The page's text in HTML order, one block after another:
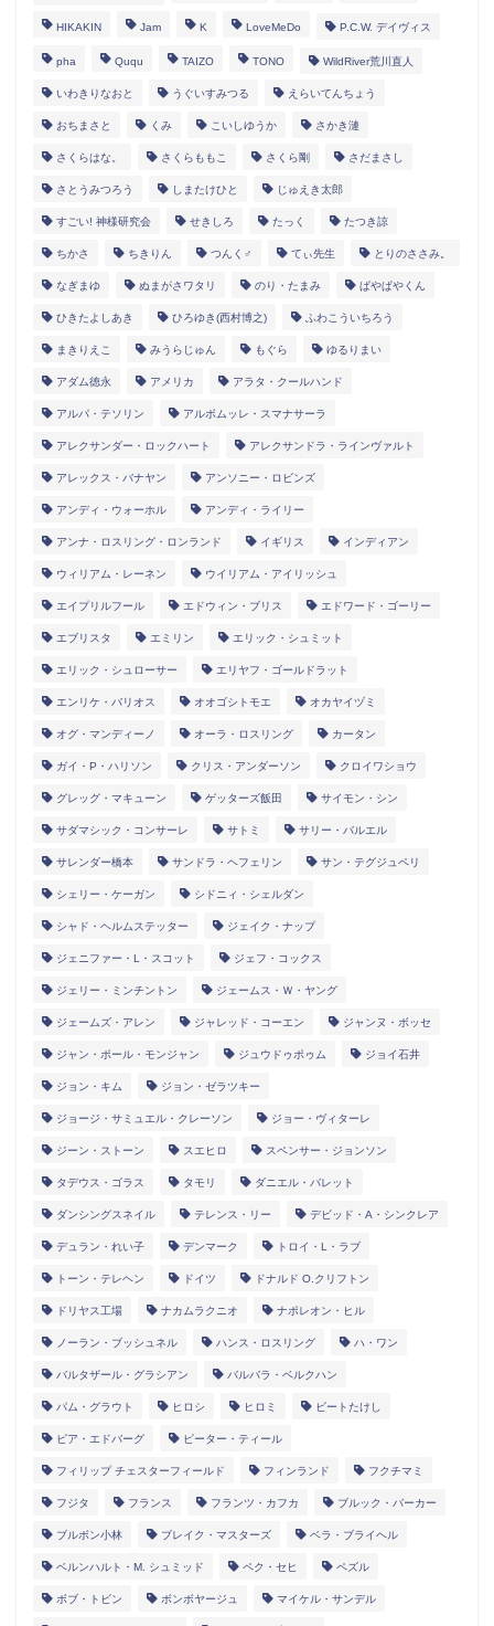
HIKAKIN Jam K LoveMeDo P.C.W. デイヴィス
pha Ququ TAIZO TONO WildRiver荒川直人
いわきりなおと うぐいすみつる えらいてんちょう
おちまさと くみ こいしゆうか さかき漣
さくらはな。 さくらももこ さくら剛 さだまさし
さとうみつろう しまたけひと じゅえき太郎
すごい! 神様研究会 せきしろ たっく たつき諒
ちかさ ちきりん つんく♂ てぃ先生 とりのささみ。
なぎまゆ ぬまがさワタリ のり・たまみ ぱやぱやくん
ひきたよしあき ひろゆき(西村博之) ふわこういちろう
まきりえこ みうらじゅん もぐら ゆるりまい
アダム徳永 アメリカ アラタ・クールハンド
アルパ・テソリン アルボムッレ・スマナサーラ
アレクサンダー・ロックハート アレクサンドラ・ラインヴァルト
アレックス・バナヤン アンソニー・ロビンズ
アンディ・ウォーホル アンディ・ライリー
アンナ・ロスリング・ロンランド イギリス インディアン
ウィリアム・レーネン ウイリアム・アイリッシュ
エイプリルフール エドウィン・ブリス エドワード・ゴーリー
エブリスタ エミリン エリック・シュミット
エリック・シュローサー エリヤフ・ゴールドラット
エンリケ・バリオス オオゴシトモエ オカヤイヅミ
オグ・マンディーノ オーラ・ロスリング カータン
ガイ・P・ハリソン クリス・アンダーソン クロイワショウ
グレッグ・マキューン ゲッターズ飯田 サイモン・シン
サダマシック・コンサーレ サトミ サリー・バルエル
サレンダー橋本 サンドラ・ヘフェリン サン・テグジュペリ
シェリー・ケーガン シドニィ・シェルダン
シャド・ヘルムステッター ジェイク・ナップ
ジェニファー・L・スコット ジェフ・コックス
ジェリー・ミンチントン ジェームス・Ｗ・ヤング
ジェームズ・アレン ジャレッド・コーエン ジャンヌ・ボッセ
ジャン・ポール・モンジャン ジュウドゥポゥム ジョイ石井
ジョン・キム ジョン・ゼラツキー
ジョージ・サミュエル・クレーソン ジョー・ヴィターレ
ジーン・ストーン スエヒロ スペンサー・ジョンソン
タデウス・ゴラス タモリ ダニエル・バレット
ダンシングスネイル テレンス・リー デビッド・A・シンクレア
デュラン・れい子 デンマーク トロイ・L・ラブ
トーン・テレヘン ドイツ ドナルド O.クリフトン
ドリヤス工場 ナカムラクニオ ナポレオン・ヒル
ノーラン・ブッシュネル ハンス・ロスリング ハ・ワン
バルタザール・グラシアン バルバラ・ベルクハン
パム・グラウト ヒロシ ヒロミ ビートたけし
ピア・エドバーグ ピーター・ティール
フィリップ チェスターフィールド フィンランド フクチマミ
フジタ フランス フランツ・カフカ ブルック・バーカー
ブルボン小林 ブレイク・マスターズ ベラ・ブライヘル
ベルンハルト・M. シュミッド ペク・セヒ ペズル
ボブ・トビン ボンボヤージュ マイケル・サンデル